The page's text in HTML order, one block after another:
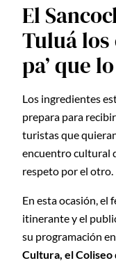
El
Tuluá los
pa’ que
Los ingredientes
prepara para recibir
turistas que
encuentro cultural
respeto por el otro.
En esta ocasión, el
itinerante y el
su programación
Cultura, el Coliseo